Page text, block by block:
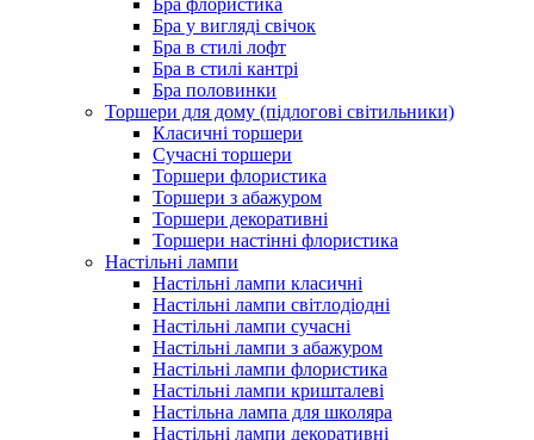
Бра флористика
Бра у вигляді свічок
Бра в стилі лофт
Бра в стилі кантрі
Бра половинки
Торшери для дому (підлогові світильники)
Класичні торшери
Сучасні торшери
Торшери флористика
Торшери з абажуром
Торшери декоративні
Торшери настінні флористика
Настільні лампи
Настільні лампи класичні
Настільні лампи світлодіодні
Настільні лампи сучасні
Настільні лампи з абажуром
Настільні лампи флористика
Настільні лампи кришталеві
Настільна лампа для школяра
Настільні лампи декоративні